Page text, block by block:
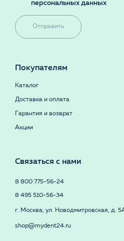
персональных данных
Отправить
Покупателям
Каталог
Доставка и оплата
Гарантия и возврат
Акции
Связаться с нами
8 800 775-56-24
8 495 510-56-34
г. Москва, ул. Новодмитровская, д.
shop@mydent24.ru